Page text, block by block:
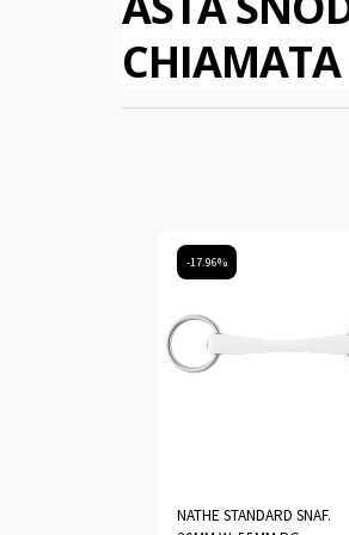
-17.96%
NATHE STANDARD SNAF.